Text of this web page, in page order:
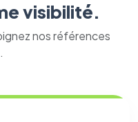
visibilité.
nos références